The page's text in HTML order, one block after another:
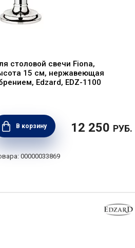
столовой свечи Fiona,
15 см, нержавеющая
Edzard, EDZ-1100
В корзину 12 250 РУБ.
00000033869